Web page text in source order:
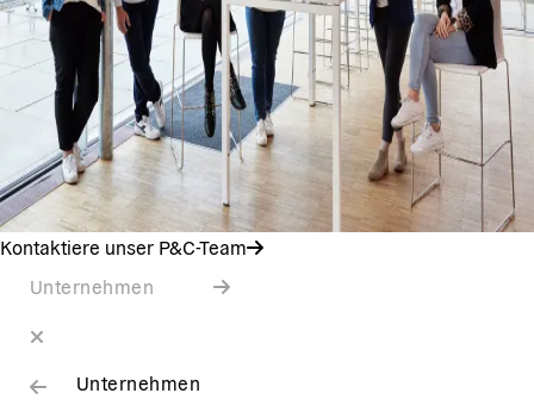
Kontaktiere unser P&C-Team
Unternehmen
Unternehmen